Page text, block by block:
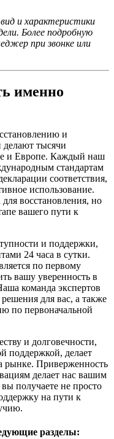
и характеристики
Более подробную
при звонке или
именно
и
тысячи
и Европе. Каждый наш
стандартам
соответствия,
использование.
для восстановления, но
вашего пути к
и поддержки,
24 часа в сутки.
по первому
вашу уверенность в
команда экспертов
для вас, а также
по первоначальной
и долговечности,
поддержкой, делает
рынке. Приверженность
делает нас вашим
получаете не просто
на пути к
разделы: